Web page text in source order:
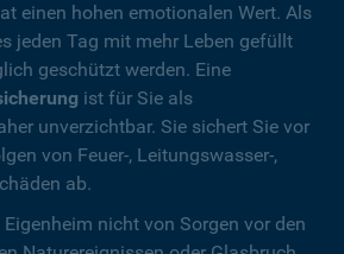
einen hohen emotionalen Wert. Als
jeden Tag mit mehr Leben gefüllt
geschützt werden. Eine
ist für Sie als
unverzichtbar. Sie sichert Sie vor
von Feuer-, Leitungswasser-,
ab.
nicht von Sorgen vor den